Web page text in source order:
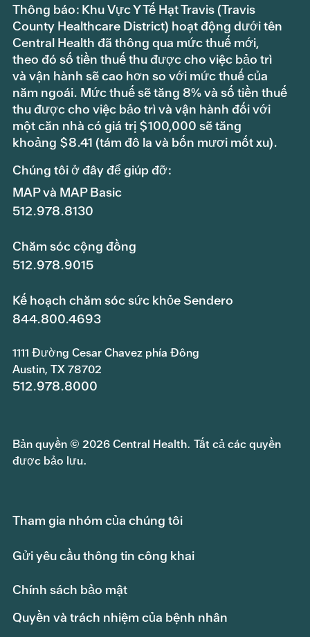
Thông báo: Khu Vực Y Tế Hạt Travis (Travis
County Healthcare District) hoạt động dưới tên
Central Health đã thông qua mức thuế mới,
theo đó số tiền thuế thu được cho việc bảo trì
và vận hành sẽ cao hơn so với mức thuế của
năm ngoái. Mức thuế sẽ tăng 8% và số tiền thuế
thu được cho việc bảo trì và vận hành đối với
một căn nhà có giá trị $100,000 sẽ tăng
khoảng $8.41 (tám đô la và bốn mươi mốt xu).
Chúng tôi ở đây để giúp đỡ:
MAP và MAP Basic
512.978.8130
Chăm sóc cộng đồng
512.978.9015
Kế hoạch chăm sóc sức khỏe Sendero
844.800.4693
1111 Đường Cesar Chavez phía Đông
Austin, TX 78702
512.978.8000
Bản quyền © 2026 Central Health. Tất cả các quyền
được bảo lưu.
Tham gia nhóm của chúng tôi
Gửi yêu cầu thông tin công khai
Chính sách bảo mật
Quyền và trách nhiệm của bệnh nhân